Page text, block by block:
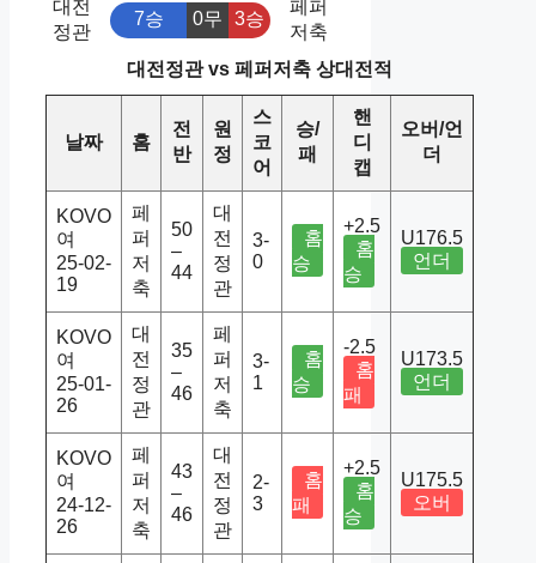
대전
정관
7승 0무 3승
페퍼
저축
대전정관 vs 페퍼저축 상대전적
날짜 홈
전
반
원
정
스
코
어
승/
패
핸
디
캡
오버/언
더
KOVO
여
25-02-
19
페
퍼
저
축
50
–
44
대
전
정
관
3-
0
홈
승
+2.5
홈
승
U176.5
언더
KOVO
여
25-01-
26
대
전
정
관
35
–
46
페
퍼
저
축
3-
1
홈
승
-2.5
홈
패
U173.5
언더
KOVO
여
24-12-
26
페
퍼
저
축
43
–
46
대
전
정
관
2-
3
홈
패
+2.5
홈
승
U175.5
오버